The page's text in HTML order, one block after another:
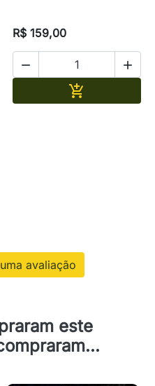
R$ 159,00
 

avaliação
este